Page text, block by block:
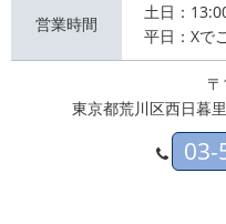
営業時間
土日：
平日：Xで
東京都荒川区西日暮
03-